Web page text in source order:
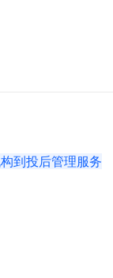
到投后管理服务